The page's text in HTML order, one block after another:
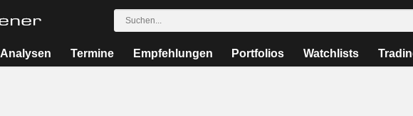
Analysen Termine Empfehlungen Portfolios Watchlists